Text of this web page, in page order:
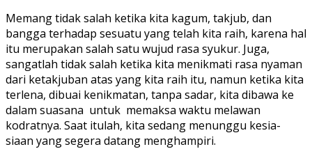
Memang tidak salah ketika kita kagum, takjub, dan
bangga terhadap sesuatu yang telah kita raih, karena hal
itu merupakan salah satu wujud rasa syukur. Juga,
sangatlah tidak salah ketika kita menikmati rasa nyaman
dari ketakjuban atas yang kita raih itu, namun ketika kita
terlena, dibuai kenikmatan, tanpa sadar, kita dibawa ke
dalam suasana untuk memaksa waktu melawan
kodratnya. Saat itulah, kita sedang menunggu kesia-
siaan yang segera datang menghampiri.